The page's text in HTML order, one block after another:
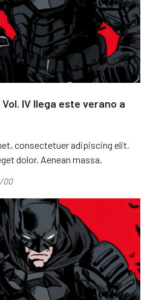
IV llega este verano a
consectetuer adipiscing elit.
dolor. Aenean massa.
00